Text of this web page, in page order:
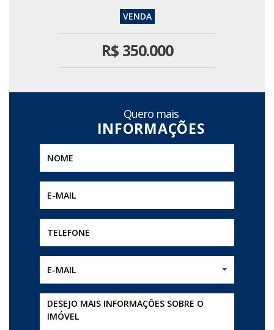
R$350.000
Quero mais
E-MAIL